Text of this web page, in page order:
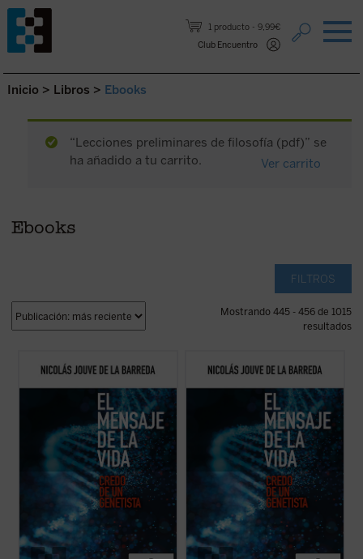
1 producto
9,99€
Club Encuentro
Saltar al contenido.
Inicio > Libros > Ebooks
“Lecciones preliminares de filosofía (pdf)” se
ha añadido a tu carrito.
Ver carrito
Ebooks
FILTROS
Mostrando 445 - 456 de 1015
resultados
Nicolás Jouve describe los últimos
avances en el campo de la Biología en
humana y analiza, desde la perspectiva de
una bioética personalista, las acciones que
se han desarrollado en los campos de ...
Nicolás Jouve describe los últimos
avances en el campo de la Biología en
humana y analiza, desde la perspectiva de
una bioética personalista, las acciones que
se han desarrollado en los campos de ...